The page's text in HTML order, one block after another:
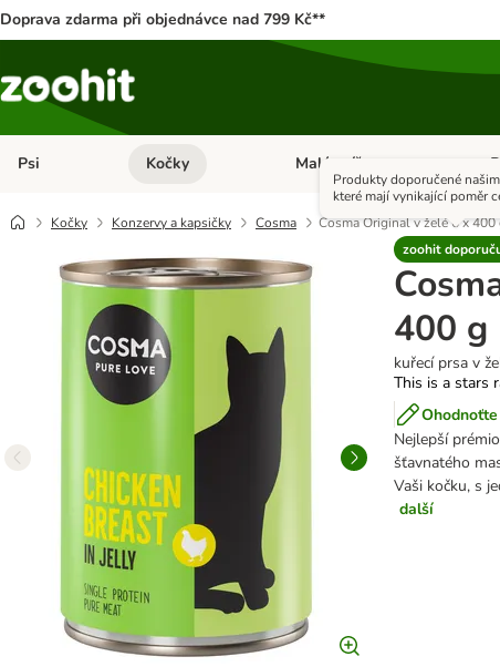
Doprava zdarma při objednávce nad 799 Kč**
Psi Otevřít menu: Psi
Kočky Otevřít menu: Kočky
Malá zvířata
Kočky Konzervy a kapsičky Cosma
Cosma Original v želé 6 x 400
zoohit
Produkty doporučené
které mají vynikající poměr
400 g
kuřecí prsa v
This is a stars
Nejlepší
šťavnatého
Vaši kočku, s
další